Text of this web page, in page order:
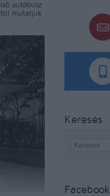
autóbusz
mutatjuk
Keresés
Facebook